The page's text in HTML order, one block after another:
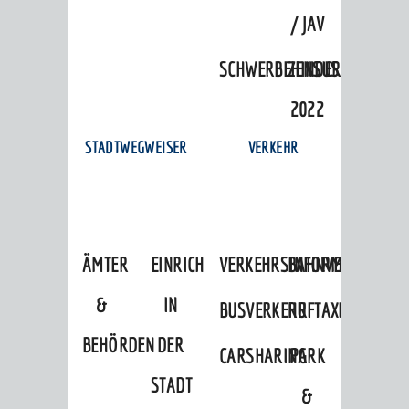
/ JAV
ZENSUS
2022
STADTWEGWEISER
ÄMTER
&
BEHÖRDEN
EINRICHTUNGEN
IN
DER
STADT
VERKEHR
VERKEHRSINFORMATIONEN
BAHNVERKEHR
BUSVERKEHRRUFTAXI
CARSHARINGPARK
&